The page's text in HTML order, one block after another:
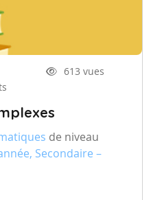
613 vues
de niveau
Secondaire –